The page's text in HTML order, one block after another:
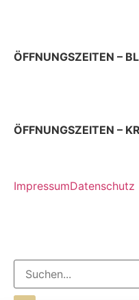
ÖFFNUNGSZEITEN –
ÖFFNUNGSZEITEN –
ImpressumDatenschutz